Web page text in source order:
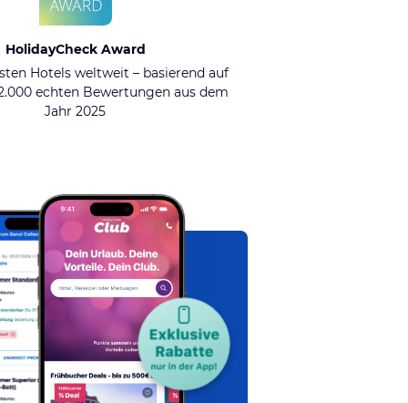
HolidayCheck Award
Hotels weltweit – basierend auf
echten Bewertungen aus dem
Jahr 2025